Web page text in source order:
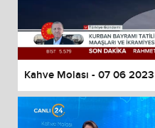
Kahve Molası - 07 06 2023